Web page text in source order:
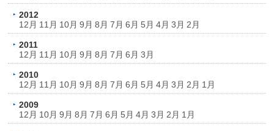
2012
12月 11月 10月 9月 8月 7月 6月 5月 4月 3月 2月
2011
12月 11月 10月 9月 8月 7月 6月 3月
2010
12月 11月 10月 9月 8月 7月 6月 5月 4月 3月 2月 1月
2009
12月 10月 9月 8月 7月 6月 5月 4月 3月 2月 1月